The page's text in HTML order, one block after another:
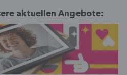
aktuellen Angebote: